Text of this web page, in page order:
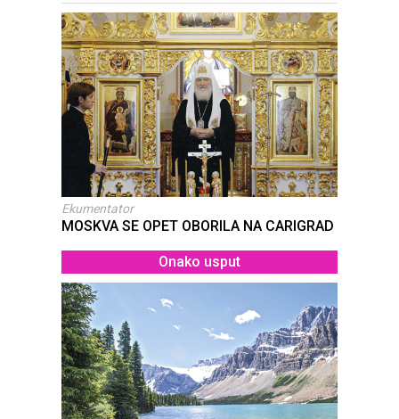
Ekumentator
MOSKVA SE OPET OBORILA NA CARIGRAD
Onako usput